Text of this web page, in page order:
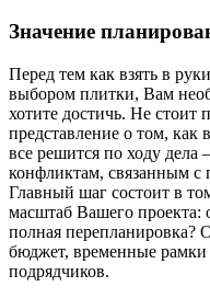
Значение
Перед тем как взять в
выбором плитки, Вам
хотите достичь. Не стоит
представление о том, как
все решится по ходу дела
конфликтам, связанным с
Главный шаг состоит в
масштаб Вашего проекта:
полная перепланировка?
бюджет, временные
подрядчиков.